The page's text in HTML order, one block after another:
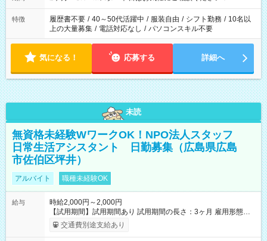
特徴 履歴書不要 / 40～50代活躍中 / 服装自由 / シフト勤務 / 10名以
上の大量募集 / 電話対応なし / パソコンスキル不要
気になる！ 応募する 詳細へ
未読
無資格未経験WワークOK！NPO法人スタッフ
日常生活アシスタント 日勤募集（広島県広島
市佐伯区坪井）
アルバイト 職種未経験OK
給与
時給2,000円～2,000円
【試用期間】試用期間あり 試用期間の長さ：3ヶ月 雇用形態、
給与は本採用時と同じです。
交通費別途支給あり